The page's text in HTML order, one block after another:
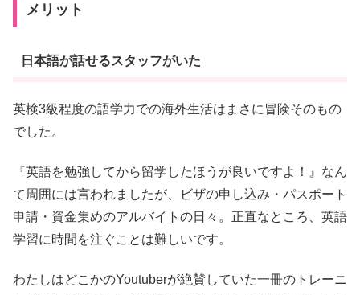
メリット
日本語が話せるスタッフがいた
英検3級程度の語学力での海外生活はまさに冒険そのもの
でした。
『英語を勉強してから留学したほうが良いですよ！』なん
て周囲には言われましたが、ビザの申し込み・パスポート
申請・資金集めのアルバイトの日々。正直なところ、英語
学習に時間を注ぐことは難しいです。
わたしはどこかのYoutuberが絶賛していた一冊のトレーニ